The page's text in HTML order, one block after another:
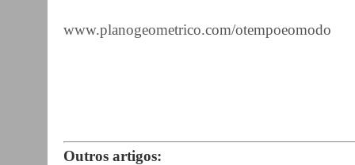
www.planogeometrico.com/otempoeomodo
Outros artigos: